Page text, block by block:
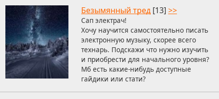
Безымянный тред [13] >>
Сап электрач!
Хочу научится самостоятельно писать
электронную музыку, скорее всего
технарь. Подскажи что нужно изучить
и приобрести для начального уровня?
Мб есть какие-нибудь доступные
гайдики или стати?